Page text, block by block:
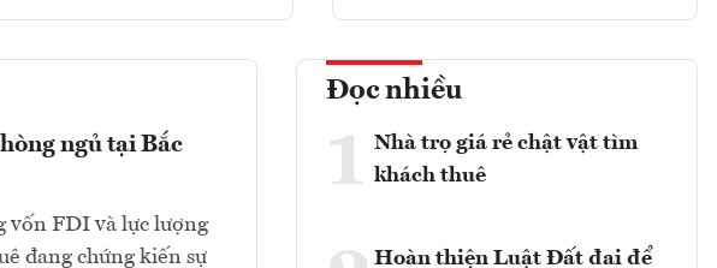
ngủ tại Bắc
vốn FDI và lực lượng
đang chứng kiến sự
Đọc nhiều
1 Nhà trọ giá rẻ chật vật tìm
khách thuê
Hoàn thiện Luật Đất đai để